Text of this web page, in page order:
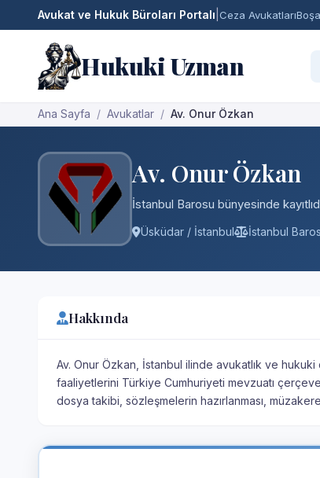
Avukat ve Hukuk Büroları Portalı Ceza Avukatları
Hukuki Uzman
Ana Sayfa Avukatlar Av. Onur Özkan
Av. Onur Özkan
İstanbul Barosu bünyesinde
Üsküdar / İstanbul İstanbul
Hakkında
Av. Onur Özkan, İstanbul ilinde avukatlık ve
faaliyetlerini Türkiye Cumhuriyeti mevzuatı
dosya takibi, sözleşmelerin hazırlanması,